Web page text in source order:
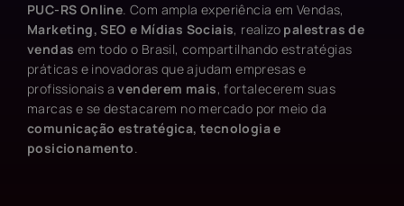
PUC-RS Online. Com ampla experiência em Vendas,
Marketing, SEO e Mídias Sociais, realizo palestras de
vendas em todo o Brasil, compartilhando estratégias
práticas e inovadoras que ajudam empresas e
profissionais avenderem mais, fortalecerem suas
marcas e se destacarem no mercado por meio da
comunicação estratégica, tecnologia e
posicionamento.